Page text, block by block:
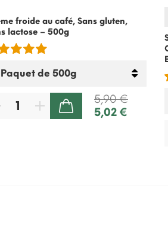
froide au café, Sans gluten,
lactose – 500g
5,90 €
5,02 €